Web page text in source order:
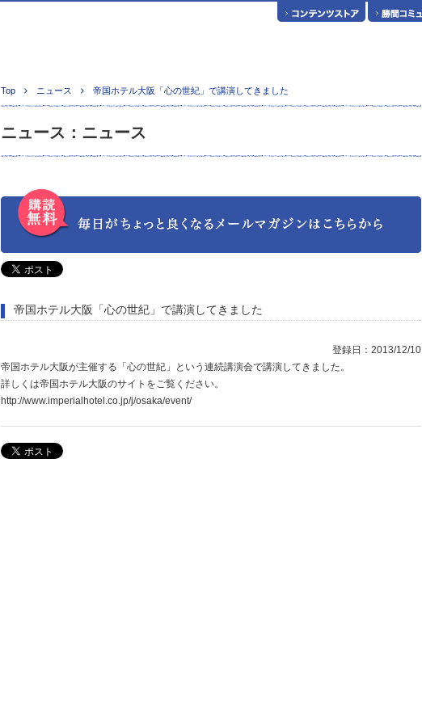
Top ニュース 帝国ホテル大阪「心の世紀」で講演してきました
ニュース：ニュース
帝国ホテル大阪「心の世紀」で講演してきました
登録日：2013/12/10
帝国ホテル大阪が主催する「心の世紀」という連続講演会で講演してきました。
詳しくは帝国ホテル大阪のサイトをご覧ください。
http://www.imperialhotel.co.jp/j/osaka/event/